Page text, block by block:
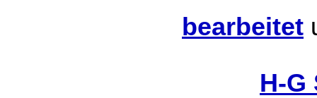
bearbeitet
H-G